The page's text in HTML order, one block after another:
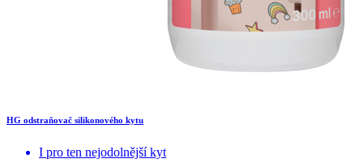
HG odstraňovač silikonového kytu
I pro ten nejodolnější kyt